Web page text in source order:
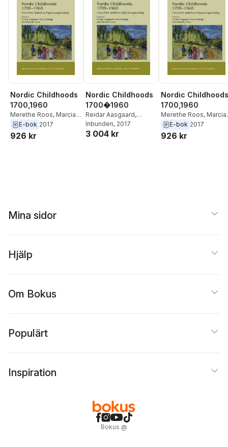
Nordic Childhoods
1700,1960
Merethe Roos, Marcia
Bunge,Reidar
Aasgaard
E-bok 2017
926 kr
Nordic Childhoods
1700�1960
Reidar Aasgaard,
Marcia Bunge,Merethe
Roos
Inbunden, 2017
3 004 kr
Nordic Childhoods
1700,1960
Merethe Roos, Marcia
Bunge,Reidar
Aasgaard
E-bok 2017
926 kr
Mina sidor
Hjälp
Om Bokus
Populärt
Inspiration
Bokus @